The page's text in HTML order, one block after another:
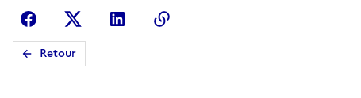
FacebookX (anciennement Twitter)
Linkedin
Retour